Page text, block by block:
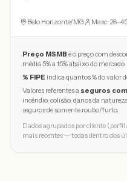
Belo Horizonte/MG Masc · 26-45
Preço MSMB é o preço com
média 5% a 15% abaixo do mercado.
% FIPE indica quantos % do valor
Valores referentes a seguros
incêndio, colisão, danos da
seguros de somente roubo/furto.
Dados agrupados por cliente
mais recentes — todas dentro dos